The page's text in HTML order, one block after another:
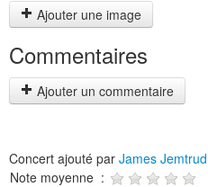
Ajouter une image
Commentaires
Ajouter un commentaire
Concert ajouté par James Jemtrud
Note moyenne :